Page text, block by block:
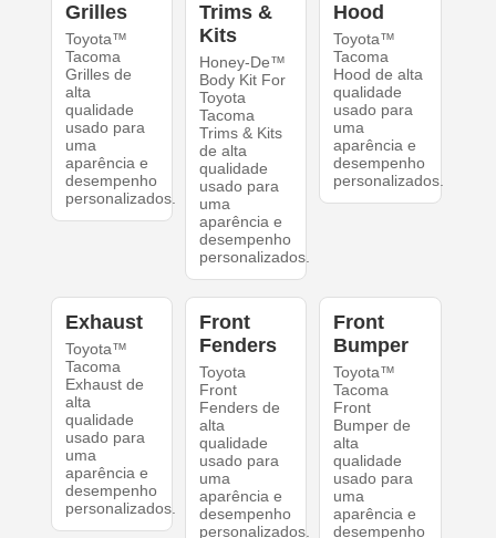
Grilles
Toyota™
Tacoma
Grilles de
alta
qualidade
usado para
uma
aparência e
desempenho
personalizados.
Trims &
Kits
Honey-De™
Body Kit For
Toyota
Tacoma
Trims & Kits
de alta
qualidade
usado para
uma
aparência e
desempenho
personalizados.
Hood
Toyota™
Tacoma
Hood de alta
qualidade
usado para
uma
aparência e
desempenho
personalizados.
Exhaust
Toyota™
Tacoma
Exhaust de
alta
qualidade
usado para
uma
aparência e
desempenho
personalizados.
Front
Fenders
Toyota
Front
Fenders de
alta
qualidade
usado para
uma
aparência e
desempenho
personalizados.
Front
Bumper
Toyota™
Tacoma
Front
Bumper de
alta
qualidade
usado para
uma
aparência e
desempenho